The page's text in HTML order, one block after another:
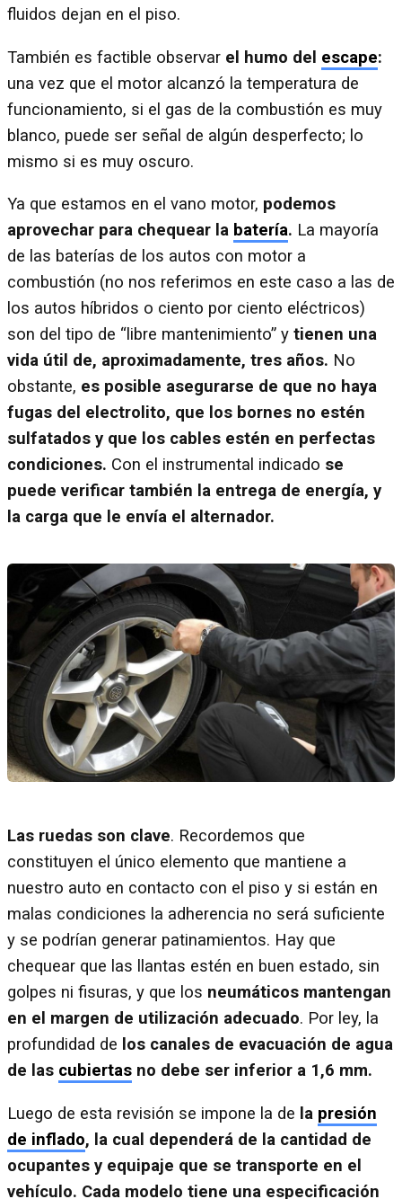
fluidos dejan en el piso.
También es factible observar el humo del escape:
una vez que el motor alcanzó la temperatura de
funcionamiento, si el gas de la combustión es muy
blanco, puede ser señal de algún desperfecto; lo
mismo si es muy oscuro.
Ya que estamos en el vano motor, podemos
aprovechar para chequear la batería. La mayoría
de las baterías de los autos con motor a
combustión (no nos referimos en este caso a las de
los autos híbridos o ciento por ciento eléctricos)
son del tipo de “libre mantenimiento” y tienen una
vida útil de, aproximadamente, tres años. No
obstante, es posible asegurarse de que no haya
fugas del electrolito, que los bornes no estén
sulfatados y que los cables estén en perfectas
condiciones. Con el instrumental indicado se
puede verificar también la entrega de energía, y
la carga que le envía el alternador.
Las ruedas son clave. Recordemos que
constituyen el único elemento que mantiene a
nuestro auto en contacto con el piso y si están en
malas condiciones la adherencia no será suficiente
y se podrían generar patinamientos. Hay que
chequear que las llantas estén en buen estado, sin
golpes ni fisuras, y que los neumáticos mantengan
en el margen de utilización adecuado. Por ley, la
profundidad de los canales de evacuación de agua
de las cubiertas no debe ser inferior a 1,6 mm.
Luego de esta revisión se impone la de la presión
de inflado, la cual dependerá de la cantidad de
ocupantes y equipaje que se transporte en el
vehículo. Cada modelo tiene una especificación